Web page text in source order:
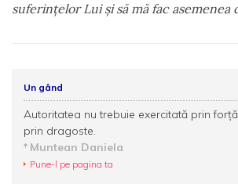
suferinţelor Lui şi să mă fac asemenea
Un gând
Autoritatea nu trebuie exercitată prin
prin dragoste.
Muntean Daniela
Pune-l pe pagina ta